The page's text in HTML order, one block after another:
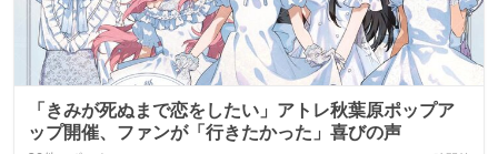
「きみが死ぬまで恋をしたい」アトレ秋葉原ポップア
ップ開催、ファンが「行きたかった」喜びの声